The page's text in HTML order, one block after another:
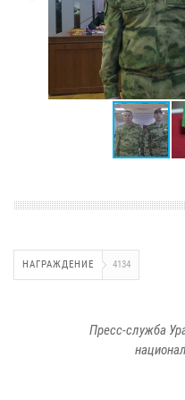
НАГРАЖДЕНИЕ 4134
Пресс-служба